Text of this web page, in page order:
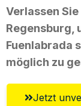
Verlassen
Regensburg,
Fuenlabrada
möglich zu
Jetzt